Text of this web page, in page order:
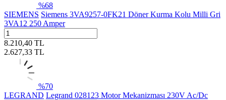
%68
SIEMENS Siemens 3VA9257-0FK21 Döner Kurma Kolu Milli Gri
3VA12 250 Amper
8.210,40 TL
2.627,33 TL
%70
LEGRAND Legrand 028123 Motor Mekanizması 230V Ac/Dc